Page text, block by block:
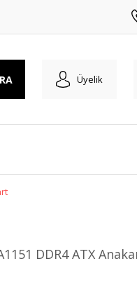
Üyelik
DDR4 ATX